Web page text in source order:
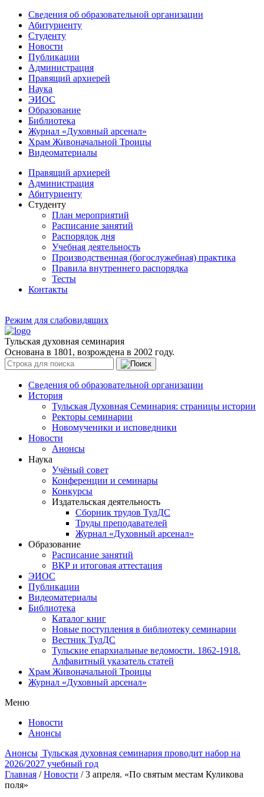
Сведения об образовательной организации
Абитуриенту
Студенту
Новости
Публикации
Администрация
Правящий архиерей
Наука
ЭИОС
Образование
Библиотека
Журнал «Духовный арсенал»
Храм Живоначальной Троицы
Видеоматериалы
Правящий архиерей
Администрация
Абитуриенту
Студенту
План мероприятий
Расписание занятий
Распорядок дня
Учебная деятельность
Производственная (богослужебная) практика
Правила внутреннего распорядка
Тесты
Контакты
Режим для слабовидящих
Тульская духовная семинария
Основана в 1801, возрождена в 2002 году.
Сведения об образовательной организации
История
Тульская Духовная Семинария: страницы истории
Ректоры семинарии
Новомученики и исповедники
Новости
Анонсы
Наука
Учёный совет
Конференции и семинары
Конкурсы
Издательская деятельность
Сборник трудов ТулДС
Труды преподавателей
Журнал «Духовный арсенал»
Образование
Расписание занятий
ВКР и итоговая аттестация
ЭИОС
Публикации
Видеоматериалы
Библиотека
Каталог книг
Новые поступления в библиотеку семинарии
Вестник ТулДС
Тульские епархиальные ведомости. 1862-1918.
Алфавитный указатель статей
Храм Живоначальной Троицы
Журнал «Духовный арсенал»
Меню
Новости
Анонсы
Анонсы Тульская духовная семинария проводит набор на
2026/2027 учебный год
Главная / Новости / 3 апреля. «По святым местам Куликова
поля»